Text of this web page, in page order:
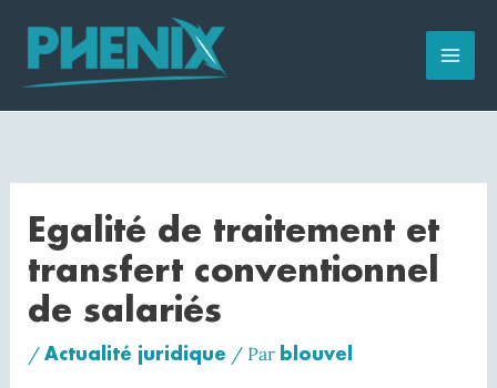
contenu
Egalité de traitement et
transfert conventionnel
de salariés
/ Actualité juridique / Par blouvel